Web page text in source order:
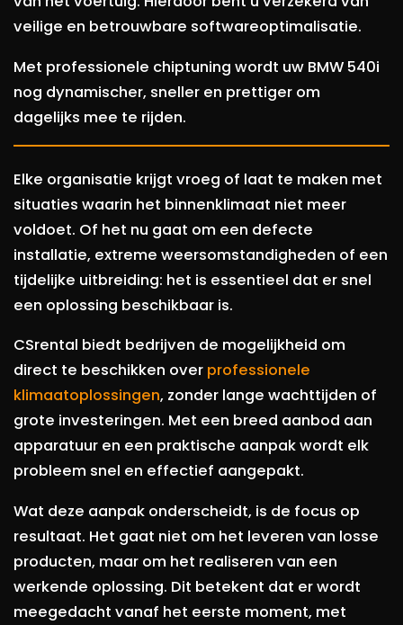
veilige en betrouwbare softwareoptimalisatie.
Met professionele chiptuning wordt uw BMW 540i
nog dynamischer, sneller en prettiger om
dagelijks mee te rijden.
Elke organisatie krijgt vroeg of laat te maken met
situaties waarin het binnenklimaat niet meer
voldoet. Of het nu gaat om een defecte
installatie, extreme weersomstandigheden of een
tijdelijke uitbreiding: het is essentieel dat er snel
een oplossing beschikbaar is.
CSrental biedt bedrijven de mogelijkheid om
direct te beschikken over professionele
klimaatoplossingen, zonder lange wachttijden of
grote investeringen. Met een breed aanbod aan
apparatuur en een praktische aanpak wordt elk
probleem snel en effectief aangepakt.
Wat deze aanpak onderscheidt, is de focus op
resultaat. Het gaat niet om het leveren van losse
producten, maar om het realiseren van een
werkende oplossing. Dit betekent dat er wordt
meegedacht vanaf het eerste moment, met